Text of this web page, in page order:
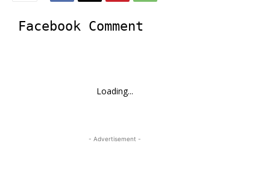
Facebook Comment
Loading...
- Advertisement -